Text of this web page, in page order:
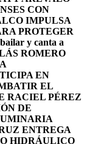
CON
IMPULSA
PROTEGER
y canta a
ROMERO
EN
EL
RACIEL PÉREZ
DE
ENTREGA
HIDRÁULICO